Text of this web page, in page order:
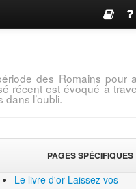
des Romains pour
récent est évoqué à
l’oubli.
PAGES SPÉCIFIQUES
Le livre d'or Laissez vos